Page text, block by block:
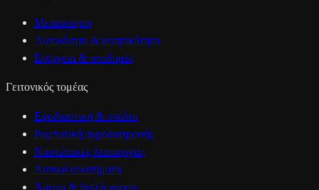
Μεταποίηση
Αυτοκίνητο & κινητικότητα
Ενέργεια & υποδομές
Γειτονικός τομέας
Εφοδιαστική & στόλοι
Ρομποτική αγροδιατροφής
Ναυτιλιακές λειτουργίες
Αστικά συστήματα
Άμυνα & διπλή χρήση